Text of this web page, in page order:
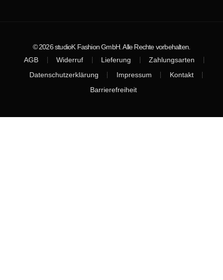
© 2026 studioK Fashion GmbH. Alle Rechte vorbehalten.
AGB
Widerruf Lieferung
Zahlungsarten
Datenschutzerklärung
Impressum
Kontakt
Barrierefreiheit